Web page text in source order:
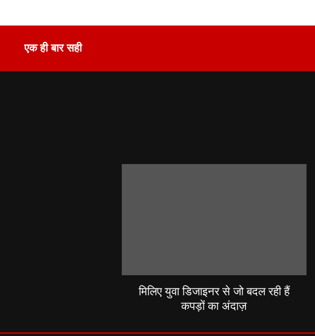
एक ही बार सही
मिलिए युवा डिजाइनर से जो बदल रही हैं
कपड़ों का अंदाज़